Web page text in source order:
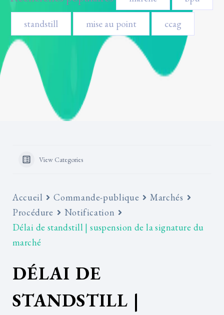
standstill mise au point ccag
View Categories
Accueil Commande-publique
Marchés
Procédure
Notification
Délai de standstill | suspension de la signature du
marché
DÉLAI DE
STANDSTILL |